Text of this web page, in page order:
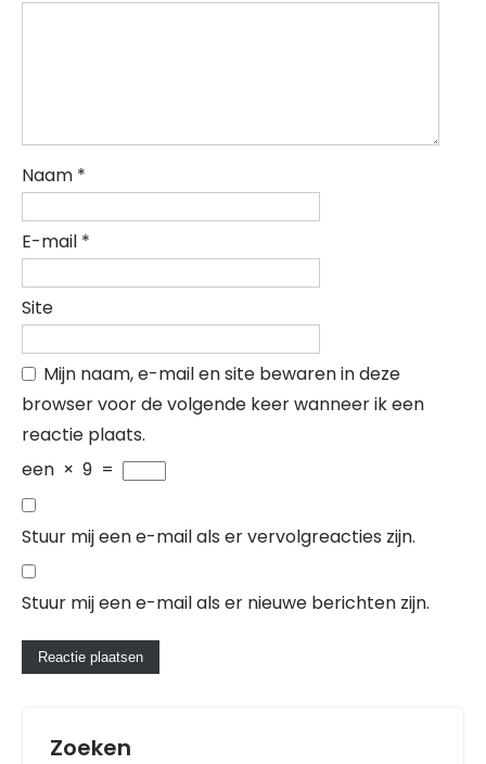
Naam *
E-mail *
Site
Mijn naam, e-mail en site bewaren in deze
browser voor de volgende keer wanneer ik een
reactie plaats.
een × 9 =
Stuur mij een e-mail als er vervolgreacties zijn.
Stuur mij een e-mail als er nieuwe berichten zijn.
Zoeken